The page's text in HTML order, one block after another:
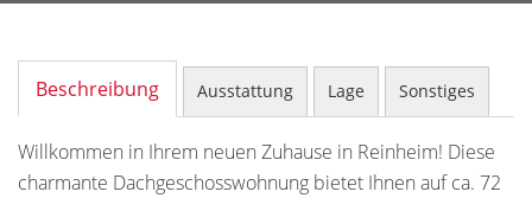
Beschreibung Ausstattung Lage Sonstiges
Willkommen in Ihrem neuen Zuhause in Reinheim! Diese
charmante Dachgeschosswohnung bietet Ihnen auf ca. 72